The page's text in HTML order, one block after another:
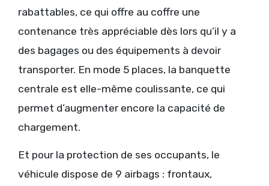
rabattables, ce qui offre au coffre une
contenance très appréciable dès lors qu’il y a
des bagages ou des équipements à devoir
transporter. En mode 5 places, la banquette
centrale est elle-même coulissante, ce qui
permet d’augmenter encore la capacité de
chargement.
Et pour la protection de ses occupants, le
véhicule dispose de 9 airbags : frontaux,